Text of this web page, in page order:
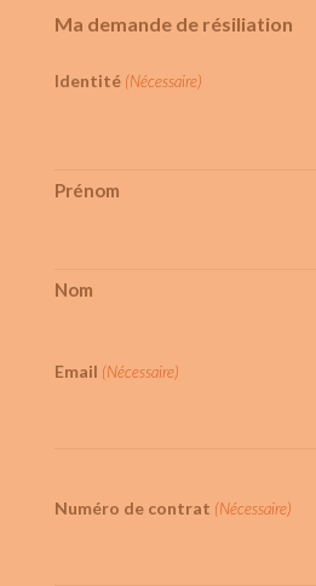
Ma demande de résiliation
Identité (Nécessaire)
Prénom
Nom
Email (Nécessaire)
Numéro de contrat (Nécessaire)